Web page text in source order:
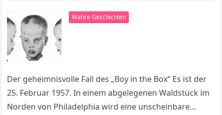
Wahre Geschichten
Der geheimnisvolle Fall des „Boy in the Box“ Es ist der
25. Februar 1957. In einem abgelegenen Waldstück im
Norden von Philadelphia wird eine unscheinbare